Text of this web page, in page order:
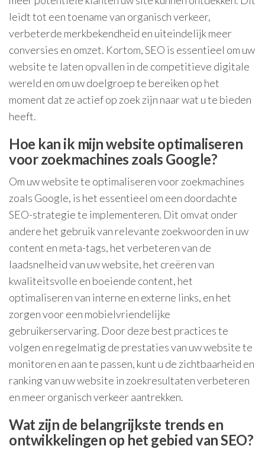
leidt tot een toename van organisch verkeer,
verbeterde merkbekendheid en uiteindelijk meer
conversies en omzet. Kortom, SEO is essentieel om uw
website te laten opvallen in de competitieve digitale
wereld en om uw doelgroep te bereiken op het
moment dat ze actief op zoek zijn naar wat u te bieden
heeft.
Hoe kan ik mijn website optimaliseren
voor zoekmachines zoals Google?
Om uw website te optimaliseren voor zoekmachines
zoals Google, is het essentieel om een doordachte
SEO-strategie te implementeren. Dit omvat onder
andere het gebruik van relevante zoekwoorden in uw
content en meta-tags, het verbeteren van de
laadsnelheid van uw website, het creëren van
kwaliteitsvolle en boeiende content, het
optimaliseren van interne en externe links, en het
zorgen voor een mobielvriendelijke
gebruikerservaring. Door deze best practices te
volgen en regelmatig de prestaties van uw website te
monitoren en aan te passen, kunt u de zichtbaarheid en
ranking van uw website in zoekresultaten verbeteren
en meer organisch verkeer aantrekken.
Wat zijn de belangrijkste trends en
ontwikkelingen op het gebied van SEO?